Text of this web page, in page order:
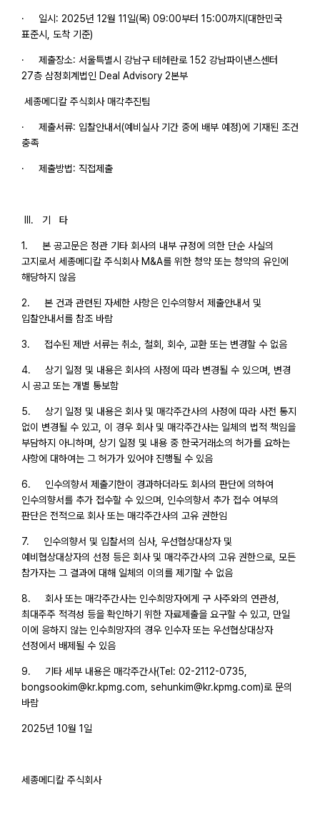
· 일시: 2025년 12월 11일(목) 09:00부터 15:00까지(대한민국
표준시, 도착 기준)
· 제출장소: 서울특별시 강남구 테헤란로 152 강남파이낸스센터
27층 삼정회계법인 Deal Advisory 2본부
세종메디칼 주식회사 매각추진팀
· 제출서류: 입찰안내서(예비실사 기간 중에 배부 예정)에 기재된 조건
충족
· 제출방법: 직접제출
III. 기 타
1. 본 공고문은 정관 기타 회사의 내부 규정에 의한 단순 사실의
고지로서 세종메디칼 주식회사 M&A를 위한 청약 또는 청약의 유인에
해당하지 않음
2. 본 건과 관련된 자세한 사항은 인수의향서 제출안내서 및
입찰안내서를 참조 바람
3. 접수된 제반 서류는 취소, 철회, 회수, 교환 또는 변경할 수 없음
4. 상기 일정 및 내용은 회사의 사정에 따라 변경될 수 있으며, 변경
시 공고 또는 개별 통보함
5. 상기 일정 및 내용은 회사 및 매각주간사의 사정에 따라 사전 통지
없이 변경될 수 있고, 이 경우 회사 및 매각주간사는 일체의 법적 책임을
부담하지 아니하며, 상기 일정 및 내용 중 한국거래소의 허가를 요하는
사항에 대하여는 그 허가가 있어야 진행될 수 있음
6. 인수의향서 제출기한이 경과하더라도 회사의 판단에 의하여
인수의향서를 추가 접수할 수 있으며, 인수의향서 추가 접수 여부의
판단은 전적으로 회사 또는 매각주간사의 고유 권한임
7. 인수의향서 및 입찰서의 심사, 우선협상대상자 및
예비협상대상자의 선정 등은 회사 및 매각주간사의 고유 권한으로, 모든
참가자는 그 결과에 대해 일체의 이의를 제기할 수 없음
8. 회사 또는 매각주간사는 인수희망자에게 구 사주와의 연관성,
최대주주 적격성 등을 확인하기 위한 자료제출을 요구할 수 있고, 만일
이에 응하지 않는 인수희망자의 경우 인수자 또는 우선협상대상자
선정에서 배제될 수 있음
9. 기타 세부 내용은 매각주간사(Tel: 02-2112-0735,
bongsookim@kr.kpmg.com, sehunkim@kr.kpmg.com)로 문의
바람
2025년 10월 1일
세종메디칼 주식회사